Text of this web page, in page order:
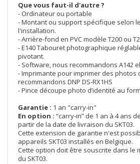
Que vous faut-il d'autre ?
- Ordinateur ou portable
- Montant ou support spécifique selon
l'installation.
- Arrière-fond en PVC modèle T200 ou
- E140 Tabouret photographique
pivotant.
- Software, nous recommandons A142
- Imprimante pour imprimer des photos
recommandons DNP DS-RX1HS
- Pince découpe photo d’identité au
Garantie : 1 an "carry-in"
En option : “carry-in” de 1 an à 4 ans
partir de la date de livraison du SKT03.
Cette extension de garantie n'est
appareils SKT03 installés en Belgique.
Cette option doit être souscrite dans le
du SKT03.